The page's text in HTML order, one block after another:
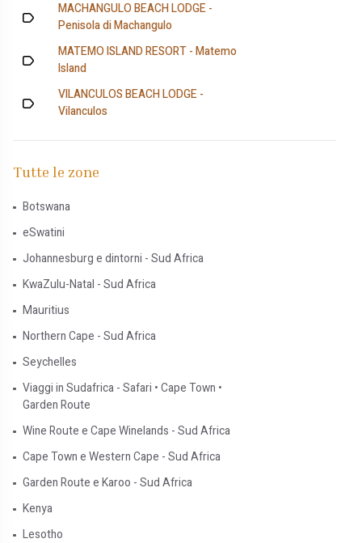
MACHANGULO BEACH LODGE -
Penisola di Machangulo
MATEMO ISLAND RESORT - Matemo
Island
VILANCULOS BEACH LODGE -
Vilanculos
Tutte le zone
Botswana
eSwatini
Johannesburg e dintorni - Sud Africa
KwaZulu-Natal - Sud Africa
Mauritius
Northern Cape - Sud Africa
Seychelles
Viaggi in Sudafrica - Safari • Cape Town •
Garden Route
Wine Route e Cape Winelands - Sud Africa
Cape Town e Western Cape - Sud Africa
Garden Route e Karoo - Sud Africa
Kenya
Lesotho